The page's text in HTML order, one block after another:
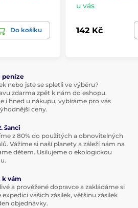
Do košíku
u vás
142 Kč
peníze
nebo jste se spletli ve výběru?
zdarma zpět k nám do eshopu.
i hned u nákupu, vybíráme pro vás
ceny.
šanci
z 80% do použitých a obnovitelných
Vážíme si naší planety a záleží nám na
dětem. Usilujeme o ekologickou
k vám
a prověžené dopravce a zakládáme si
vašich zásilek, většinu zásilek
objednávky.